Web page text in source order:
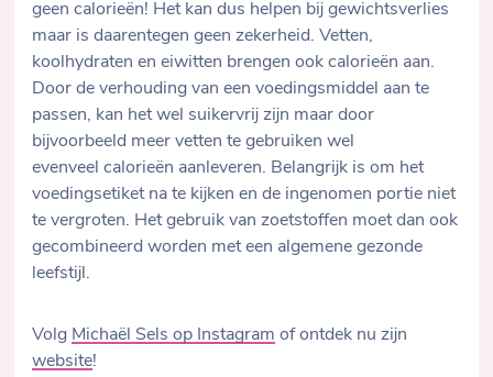
geen calorieën! Het kan dus helpen bij gewichtsverlies
maar is daarentegen geen zekerheid. Vetten,
koolhydraten en eiwitten brengen ook calorieën aan.
Door de verhouding van een voedingsmiddel aan te
passen, kan het wel suikervrij zijn maar door
bijvoorbeeld meer vetten te gebruiken wel
evenveel calorieën aanleveren. Belangrijk is om het
voedingsetiket na te kijken en de ingenomen portie niet
te vergroten. Het gebruik van zoetstoffen moet dan ook
gecombineerd worden met een algemene gezonde
leefstijl.
Volg Michaël Sels op Instagram of ontdek nu zijn
website!